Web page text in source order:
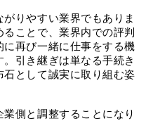
りやすい業界でもありま
ことで、業界内での評判
再び一緒に仕事をする機
引き継ぎは単なる手続き
として誠実に取り組む姿
側と調整することになり